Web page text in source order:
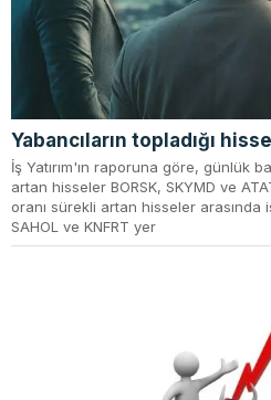
Yabancıların topladığı
İş Yatırım'ın raporuna göre, günlük
artan hisseler BORSK, SKYMD ve
oranı sürekli artan hisseler arasında
SAHOL ve KNFRT yer